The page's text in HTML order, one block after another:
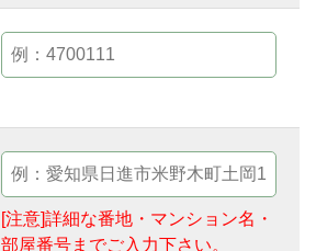
[注意]詳細な番地・マンション名・
部屋番号までご入力下さい。